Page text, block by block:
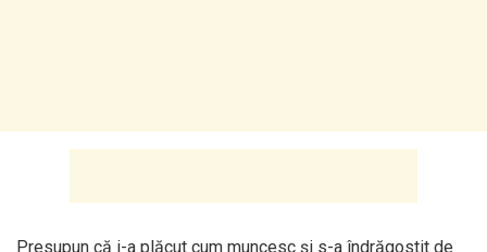
Presupun că i-a plăcut cum muncesc și s-a îndrăgostit de